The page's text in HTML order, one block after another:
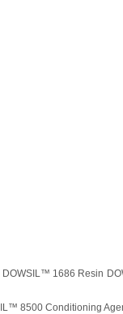
DOWSIL™ 1686 Resin
8500 Conditioning